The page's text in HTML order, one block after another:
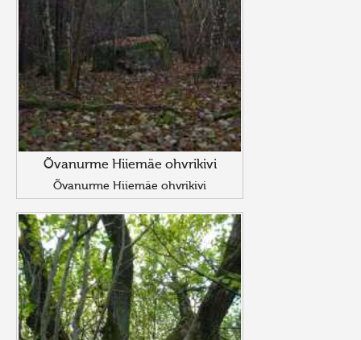
Õvanurme Hiiemäe ohvrikivi
Õvanurme Hiiemäe ohvrikivi